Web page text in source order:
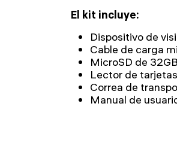
El kit incluye:
Dispositivo de
Cable de carga
MicroSD de 32GB
Lector de tarjetas
Correa de
Manual de